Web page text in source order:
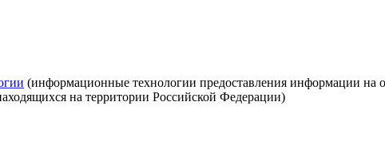
(информационные технологии предоставления информации на
на территории Российской Федерации)